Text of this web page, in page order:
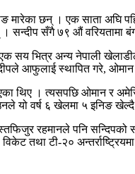
मारेका छन् । एक साता
। सन्दीप सँगै ७९ औं
एक सय भित्र अन्य नेपाली
आफुलाई स्थापित गरे,
थिए । त्यसपछि ओमान र
उनले यो वर्ष ६ खेलमा ५ इनिङ
रहमानले पनि
तथा टी-२०